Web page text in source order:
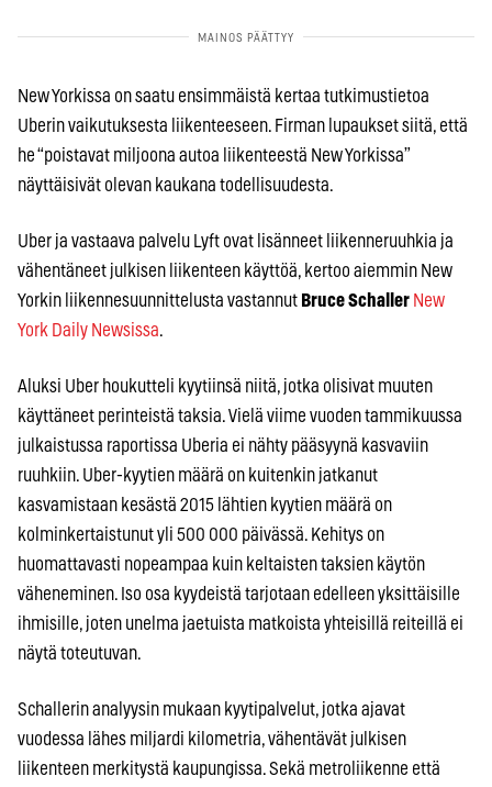
New Yorkissa on saatu ensimmäistä kertaa tutkimustietoa
Uberin vaikutuksesta liikenteeseen. Firman lupaukset siitä, että
he “poistavat miljoona autoa liikenteestä New Yorkissa”
näyttäisivät olevan kaukana todellisuudesta.
Uber ja vastaava palvelu Lyft ovat lisänneet liikenneruuhkia ja
vähentäneet julkisen liikenteen käyttöä, kertoo aiemmin New
Yorkin liikennesuunnittelusta vastannut Bruce Schaller New
York Daily Newsissa.
Aluksi Uber houkutteli kyytiinsä niitä, jotka olisivat muuten
käyttäneet perinteistä taksia. Vielä viime vuoden tammikuussa
julkaistussa raportissa Uberia ei nähty pääsyynä kasvaviin
ruuhkiin. Uber-kyytien määrä on kuitenkin jatkanut
kasvamistaan kesästä 2015 lähtien kyytien määrä on
kolminkertaistunut yli 500 000 päivässä. Kehitys on
huomattavasti nopeampaa kuin keltaisten taksien käytön
väheneminen. Iso osa kyydeistä tarjotaan edelleen yksittäisille
ihmisille, joten unelma jaetuista matkoista yhteisillä reiteillä ei
näytä toteutuvan.
Schallerin analyysin mukaan kyytipalvelut, jotka ajavat
vuodessa lähes miljardi kilometria, vähentävät julkisen
liikenteen merkitystä kaupungissa. Sekä metroliikenne että